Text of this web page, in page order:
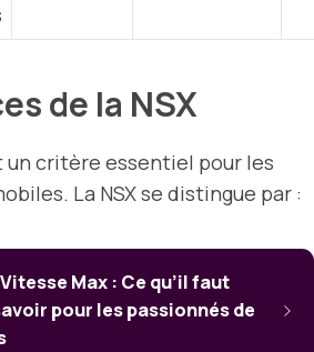
de la NSX
un critère essentiel pour les
La NSX se distingue par :
Max : Ce qu’il faut
pour les passionnés de